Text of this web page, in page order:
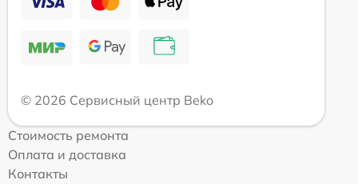
© 2026 Сервисный центр Beko
Стоимость ремонта
Оплата и доставка
Контакты